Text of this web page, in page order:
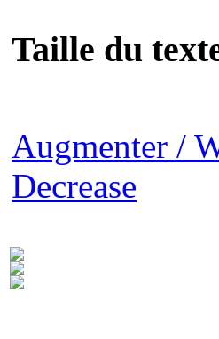
Taille du
Augmenter /
Decrease